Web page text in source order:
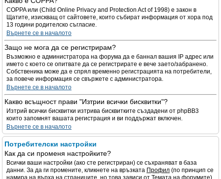
COPPA или (Child Online Privacy and Protection Act of 1998) е закон в
Щатите, изискващ от сайтовете, които събират информация от хора под
13 години родителско съгласие.
Върнете се в началото
Защо не мога да се регистрирам?
Възможно е администратора на форума да е баннал вашия IP адрес или
името с което се опитвате да се регистрирате е вече заето/забранено.
Собственика може да е спрял временно регистрацията на потребители,
за повече информация се свържете с администратора.
Върнете се в началото
Какво всъщност прави "Изтрии всички бисквитки"?
Изтрий всички бисквитки изтрива бисквитките създадени от phpBB3
които запомнят вашата регистрация и ви поддържат включен.
Върнете се в началото
Потребителски настройки
Как да си променя настройките?
Всички ваши настройки (ако сте регистриран) се съхраняват в база
данни. За да ги промените, кликнете на връзката Профил (по принцип се
намира на върха на страниците, но това зависи от Темата на форумите).